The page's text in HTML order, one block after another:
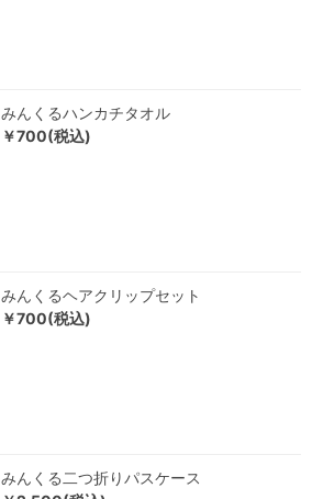
みんくるハンカチタオル
￥700(税込)
みんくるヘアクリップセット
￥700(税込)
みんくる二つ折りパスケース